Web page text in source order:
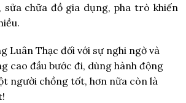
sửa chữa đồ gia dụng, pha trò khiến
Luân Thạc đối với sự nghi ngờ và
cao đầu bước đi, dùng hành động
người chồng tốt, hơn nữa còn là